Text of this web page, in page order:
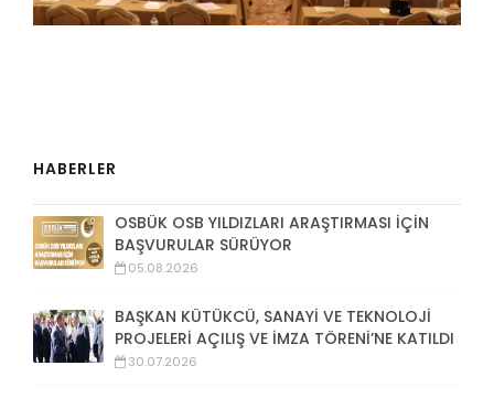
HABERLER
OSBÜK OSB YILDIZLARI ARAŞTIRMASI İÇİN
BAŞVURULAR SÜRÜYOR
05.08.2026
BAŞKAN KÜTÜKCÜ, SANAYİ VE TEKNOLOJİ
PROJELERİ AÇILIŞ VE İMZA TÖRENİ’NE KATILDI
30.07.2026